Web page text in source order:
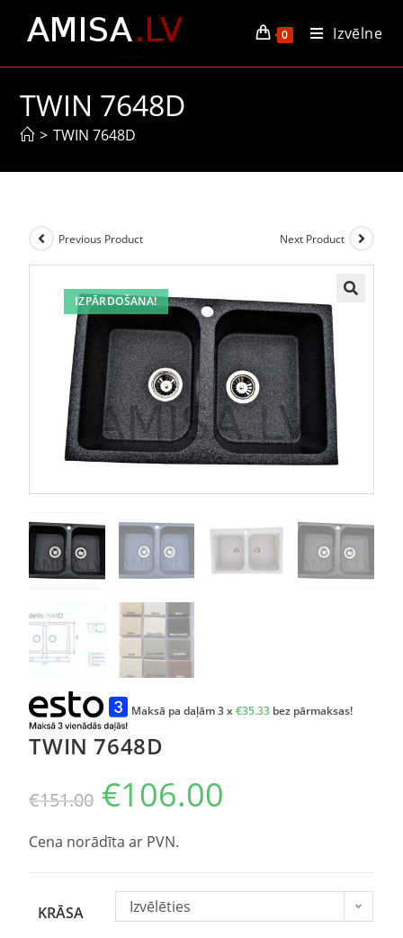
0 Izvēlne
TWIN 7648D
> TWIN 7648D
IZPĀRDOŠANA!
Previous Product Next Product
Maksā pa daļām 3 x€35.33 bez pārmaksas!
TWIN 7648D
€151.00 €106.00
Cena norādīta ar PVN.
KRĀSA Izvēlēties